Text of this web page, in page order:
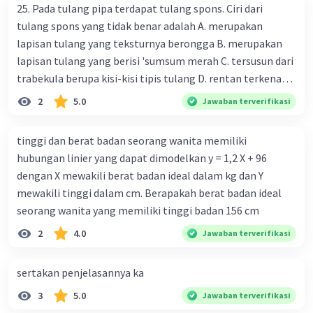
dalam respons imun, seperti produksi antibodi,
penghancuran patogen, dan aktivasi sel-sel
kekebalan lainnya.
Beri Rating·5.0(1 Balas
Iklan
25. Pada tulang pipa terdapat tulang spons. Ciri dari
tulang spons yang tidak benar adalah A. merupakan
lapisan tulang yang teksturnya berongga B. merupakan
lapisan tulang yang berisi 'sumsum merah C. tersusun dari
trabekula berupa kisi-kisi tipis tulang D. rentan terkena
dampak osteoporosis setelah menopause E. mengandung
banyak kalsium fosfat dan kalsium karbonat
2 5.0 Jawaban terverifikasi
tinggi dan berat badan seorang wanita memiliki
hubungan linier yang dapat dimodelkan y = 1,2 X + 96
dengan X mewakili berat badan ideal dalam kg dan Y
mewakili tinggi dalam cm. Berapakah berat badan ideal
seorang wanita yang memiliki tinggi badan 156 cm
2 4.0 Jawaban terverifikasi
sertakan penjelasannya ka
3 5.0 Jawaban terverifikasi